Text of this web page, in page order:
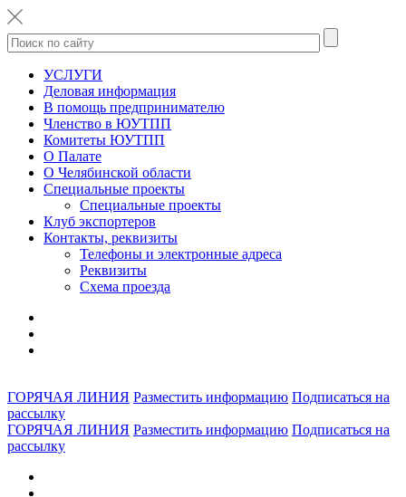
УСЛУГИ
Деловая информация
В помощь предпринимателю
Членство в ЮУТПП
Комитеты ЮУТПП
О Палате
О Челябинской области
Специальные проекты
Специальные проекты
Клуб экспортеров
Контакты, реквизиты
Телефоны и электронные адреса
Реквизиты
Схема проезда
ГОРЯЧАЯ ЛИНИЯ Разместить информацию Подписаться на
рассылку
ГОРЯЧАЯ ЛИНИЯ Разместить информацию Подписаться на
рассылку